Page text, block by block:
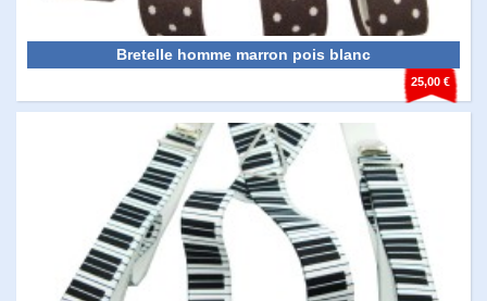
25,00 €
Bretelle homme marron pois blanc